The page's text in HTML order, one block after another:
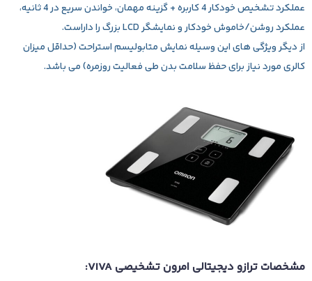
عملکرد تشخیص خودکار 4 کاربره + گزینه مهمان، خواندن سریع در 4 ثانیه،
عملکرد روشن/خاموش خودکار و نمایشگر LCD بزرگ را داراست.
از دیگر ویژگی های این وسیله نمایش متابولیسم استراحت (حداقل میزان
کالری مورد نیاز برای حفظ سلامت بدن طی فعالیت روزمره) می باشد.
مشخصات ترازو دیجیتالی امرون تشخیصی VIVA: